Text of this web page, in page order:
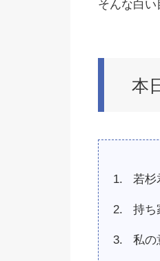
そんな白い
本
若
持ち
私の